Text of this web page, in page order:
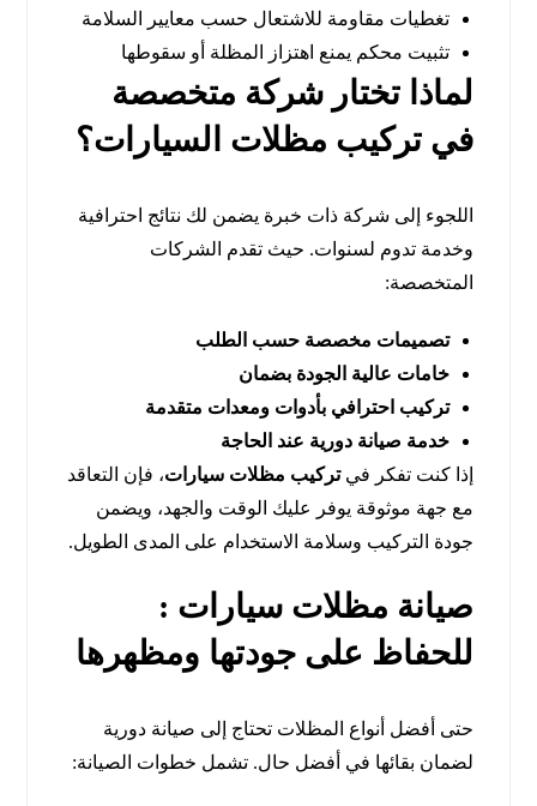
تغطيات مقاومة للاشتعال حسب معايير السلامة
تثبيت محكم يمنع اهتزاز المظلة أو سقوطها
لماذا تختار شركة متخصصة
في تركيب مظلات السيارات؟
اللجوء إلى شركة ذات خبرة يضمن لك نتائج احترافية
وخدمة تدوم لسنوات. حيث تقدم الشركات
المتخصصة:
تصميمات مخصصة حسب الطلب
خامات عالية الجودة بضمان
تركيب احترافي بأدوات ومعدات متقدمة
خدمة صيانة دورية عند الحاجة
إذا كنت تفكر فيتركيب مظلات سيارات، فإن التعاقد
مع جهة موثوقة يوفر عليك الوقت والجهد، ويضمن
جودة التركيب وسلامة الاستخدام على المدى الطويل.
صيانة مظلات سيارات :
للحفاظ على جودتها ومظهرها
حتى أفضل أنواع المظلات تحتاج إلى صيانة دورية
لضمان بقائها في أفضل حال. تشمل خطوات الصيانة: